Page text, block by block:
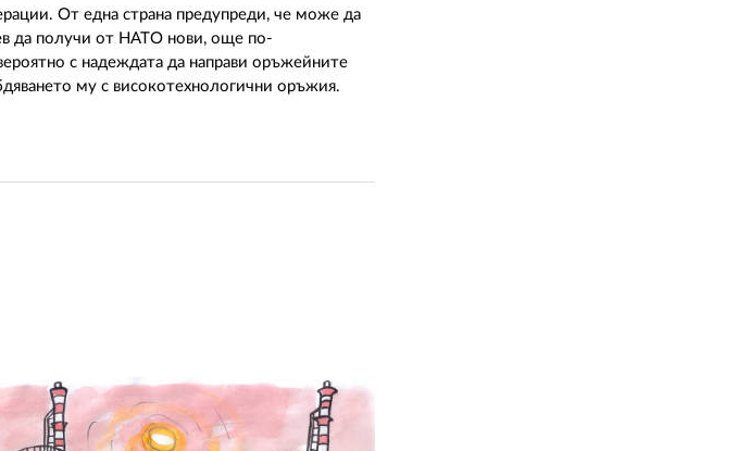
От една страна предупреди, че може да
да получи от НАТО нови, още по-
с надеждата да направи оръжейните
му с високотехнологични оръжия.